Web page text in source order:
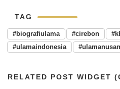
TAG
#biografiulama #cirebon
#ulamaindonesia
RELATED POST WIDGET